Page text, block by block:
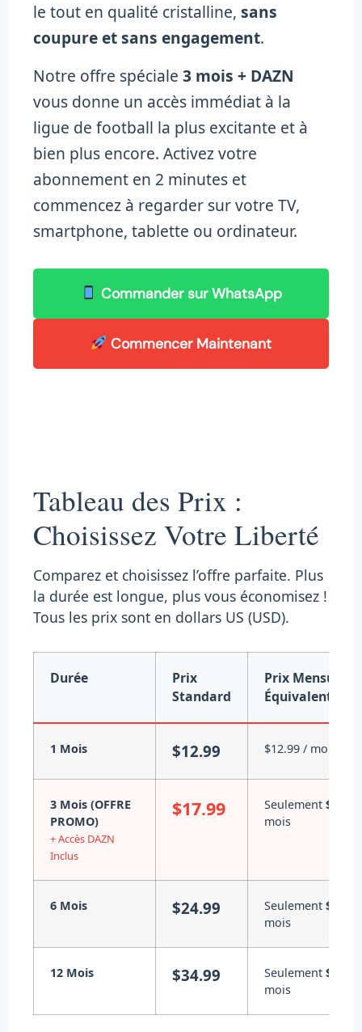
le tout en qualité cristalline, sans
coupure et sans engagement.
Notre offre spéciale 3 mois + DAZN
vous donne un accès immédiat à la
ligue de football la plus excitante et à
bien plus encore. Activez votre
abonnement en 2 minutes et
commencez à regarder sur votre TV,
smartphone, tablette ou ordinateur.
Commander sur WhatsApp
Commencer Maintenant
Tableau des Prix :
Choisissez Votre Liberté
Comparez et choisissez l’offre parfaite. Plus
la durée est longue, plus vous économisez !
Tous les prix sont en dollars US (USD).
Durée
Prix
Standard
Prix Mensuel
Équivalent
1 Mois $12.99 $12.99 / mois
3 Mois (OFFRE
PROMO)
+ Accès DAZN
Inclus
$17.99 Seulement $6.00
mois
6 Mois $24.99 Seulement $4.17
mois
12 Mois $34.99 Seulement $2.92
mois